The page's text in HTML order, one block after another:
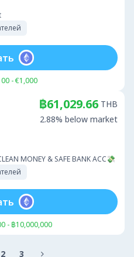
- €1,000
MONEY & SAFE BANK ACC💸
฿61,029.66 THB
2.88% below market
- ฿10,000,000
2 3 